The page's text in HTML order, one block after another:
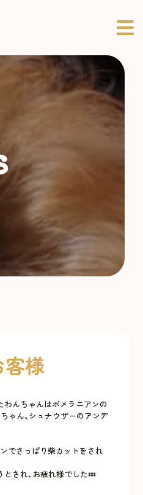
客様
んちゃんはポメラニアンの
ゃん、シュナウザーのアンデ
でさっぱり柴カットをされ
され、お疲れ様でした💤